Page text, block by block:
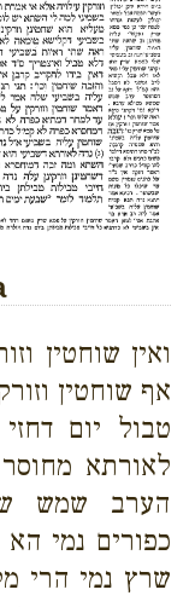
ואין שוחטין
אף שוחטין
טבול יום
לאורתא
הערב שמש
כפורים נמי
שרץ נמי הרי